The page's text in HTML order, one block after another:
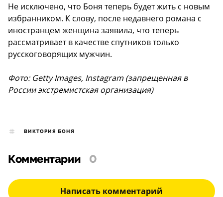
Не исключено, что Боня теперь будет жить с новым
избранником. К слову, после недавнего романа с
иностранцем женщина заявила, что теперь
рассматривает в качестве спутников только
русскоговорящих мужчин.
Фото: Getty Images, Instagram (запрещенная в
России экстремистская организация)
ВИКТОРИЯ БОНЯ
Комментарии 0
Написать комментарий